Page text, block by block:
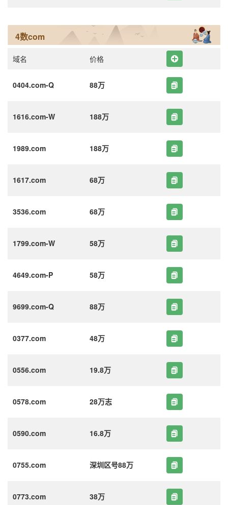
4数com
域名 价格
0404.com-Q 88万
1616.com-W 188万
1989.com 188万
1617.com 68万
3536.com 68万
1799.com-W 58万
4649.com-P 58万
9699.com-Q 88万
0377.com 48万
0556.com 19.8万
0578.com 28万志
0590.com 16.8万
0755.com 深圳区号88万
0773.com 38万